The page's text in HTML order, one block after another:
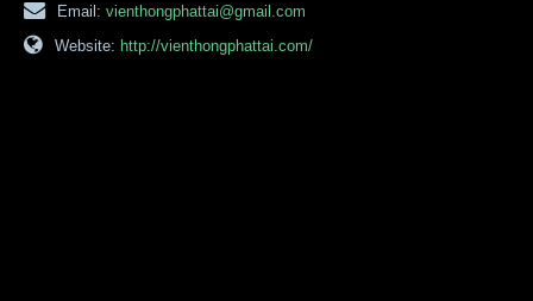
Email: vienthongphattai@gmail.com
Website: http://vienthongphattai.com/